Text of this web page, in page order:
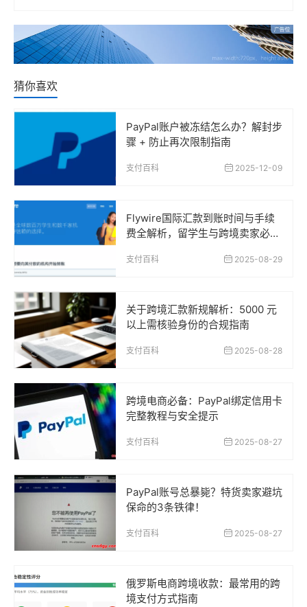
猜你喜欢
PayPal账户被冻结怎么办？解封步
骤 + 防止再次限制指南
支付百科 2025-12-09
Flywire国际汇款到账时间与手续
费全解析，留学生与跨境卖家必读
支付百科 2025-08-29
关于跨境汇款新规解析：5000 元
以上需核验身份的合规指南
支付百科 2025-08-28
跨境电商必备：PayPal绑定信用卡
完整教程与安全提示
支付百科 2025-08-27
PayPal账号总暴毙？特货卖家避坑
保命的3条铁律！
支付百科 2025-08-27
俄罗斯电商跨境收款：最常用的跨
境支付方式指南